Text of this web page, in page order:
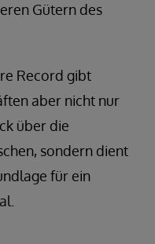
Gütern des
Record gibt
aber nicht nur
über die
sondern dient
für ein